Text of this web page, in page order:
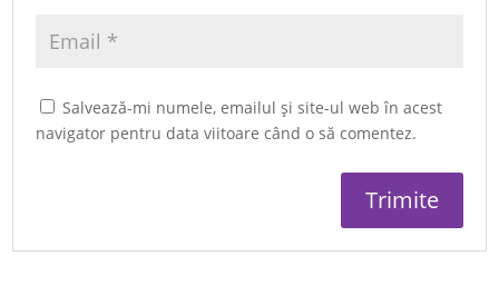
Salvează-mi numele, emailul și site-ul web în acest
navigator pentru data viitoare când o să comentez.